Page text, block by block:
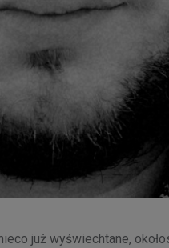
już wyświechtane,